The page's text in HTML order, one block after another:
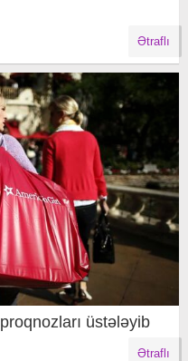
Ətraflı
üstələyib
Ətraflı